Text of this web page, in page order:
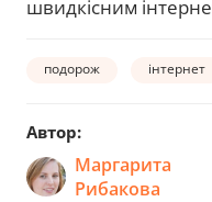
швидкісним
подорож інтернет
Автор:
Маргарита
Рибакова